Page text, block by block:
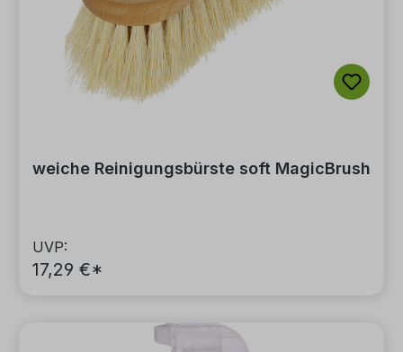
weiche Reinigungsbürste soft MagicBrush
UVP:
17,29 €*